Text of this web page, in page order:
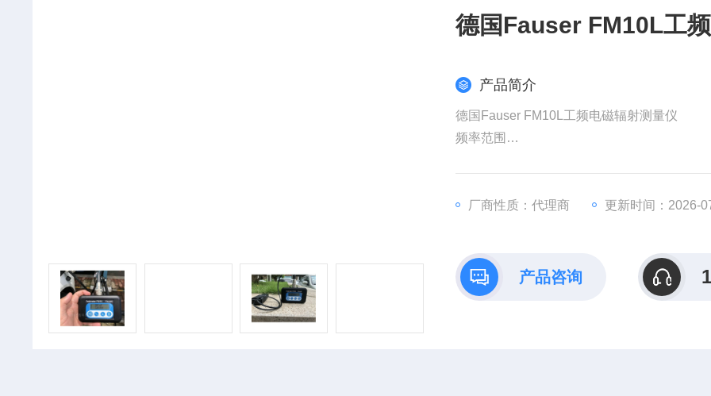
德国Fauser FM10L工
产品简介
德国Fauser FM10L工频电磁辐射测量仪
频率范围
50Hz @ 50Hz-400KHz
厂商性质：代理商 更新时间：2026-
产品咨询